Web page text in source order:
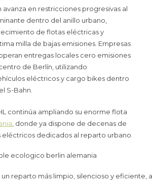
en restricciones progresivas al
dentro del anillo urbano,
de flotas eléctricas y
milla de bajas emisiones. Empresas
entregas locales cero emisiones
de Berlín, utilizando
eléctricos y cargo bikes dentro
S-Bahn.
continúa ampliando su enorme flota
, donde ya dispone de decenas de
eléctricos dedicados al reparto urbano.
un reparto más limpio, silencioso y